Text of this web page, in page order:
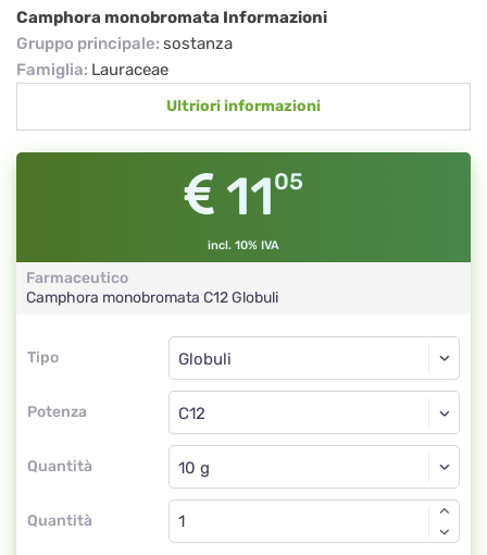
Camphora monobromata Informazioni
Gruppo principale: sostanza
Famiglia: Lauraceae
Ultriori informazioni
1105
incl. 10% IVA
Farmaceutico
Camphora monobromata C12Globuli
Tipo
Tipo
Potenza
Globuli
C12
Quantità
Globuli
Quantità